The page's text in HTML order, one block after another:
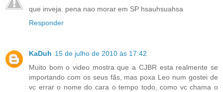
que inveja. pena nao morar em SP hsauhsuahsa
Responder
KaDuh 15 de julho de 2010 às 17:42
Muito bom o video mostra que a CJBR esta realmente se
importando com os seus fãs, mas poxa Leo num gostei de
vc errar o nome do cara o tempo todo, como vc chama o